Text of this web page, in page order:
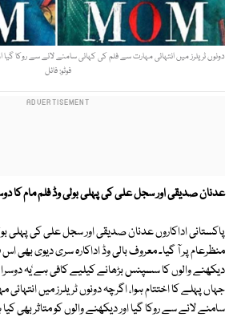
دونوں ٹریلرز میں انتہائی مہارت سے فلم کی کہانی سامنے لانے سے روکا گیا
فوٹو: فائل
عدنان صدیقی اور سجل علی کی پہلی بولی وڈ فلم مام کا
پاکستانی اداکاروں عدنان صدیقی اور سجل علی کی پہلی
منظرعام پر آ گیا۔ معروف بالی وڈ اداکارہ سری دیوی بھی
دیکھنے والوں کا سسپنس بڑھانے کیلیے کافی ہے ٗیہ
جہاں پہلے کا اختتام ہوا، اگرچہ دونوں ٹریلرز میں
سامنے لانے سے روکا گیا اور دیکھنے والوں کو متاثر بھی